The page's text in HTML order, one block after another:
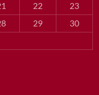
22
23
29
30